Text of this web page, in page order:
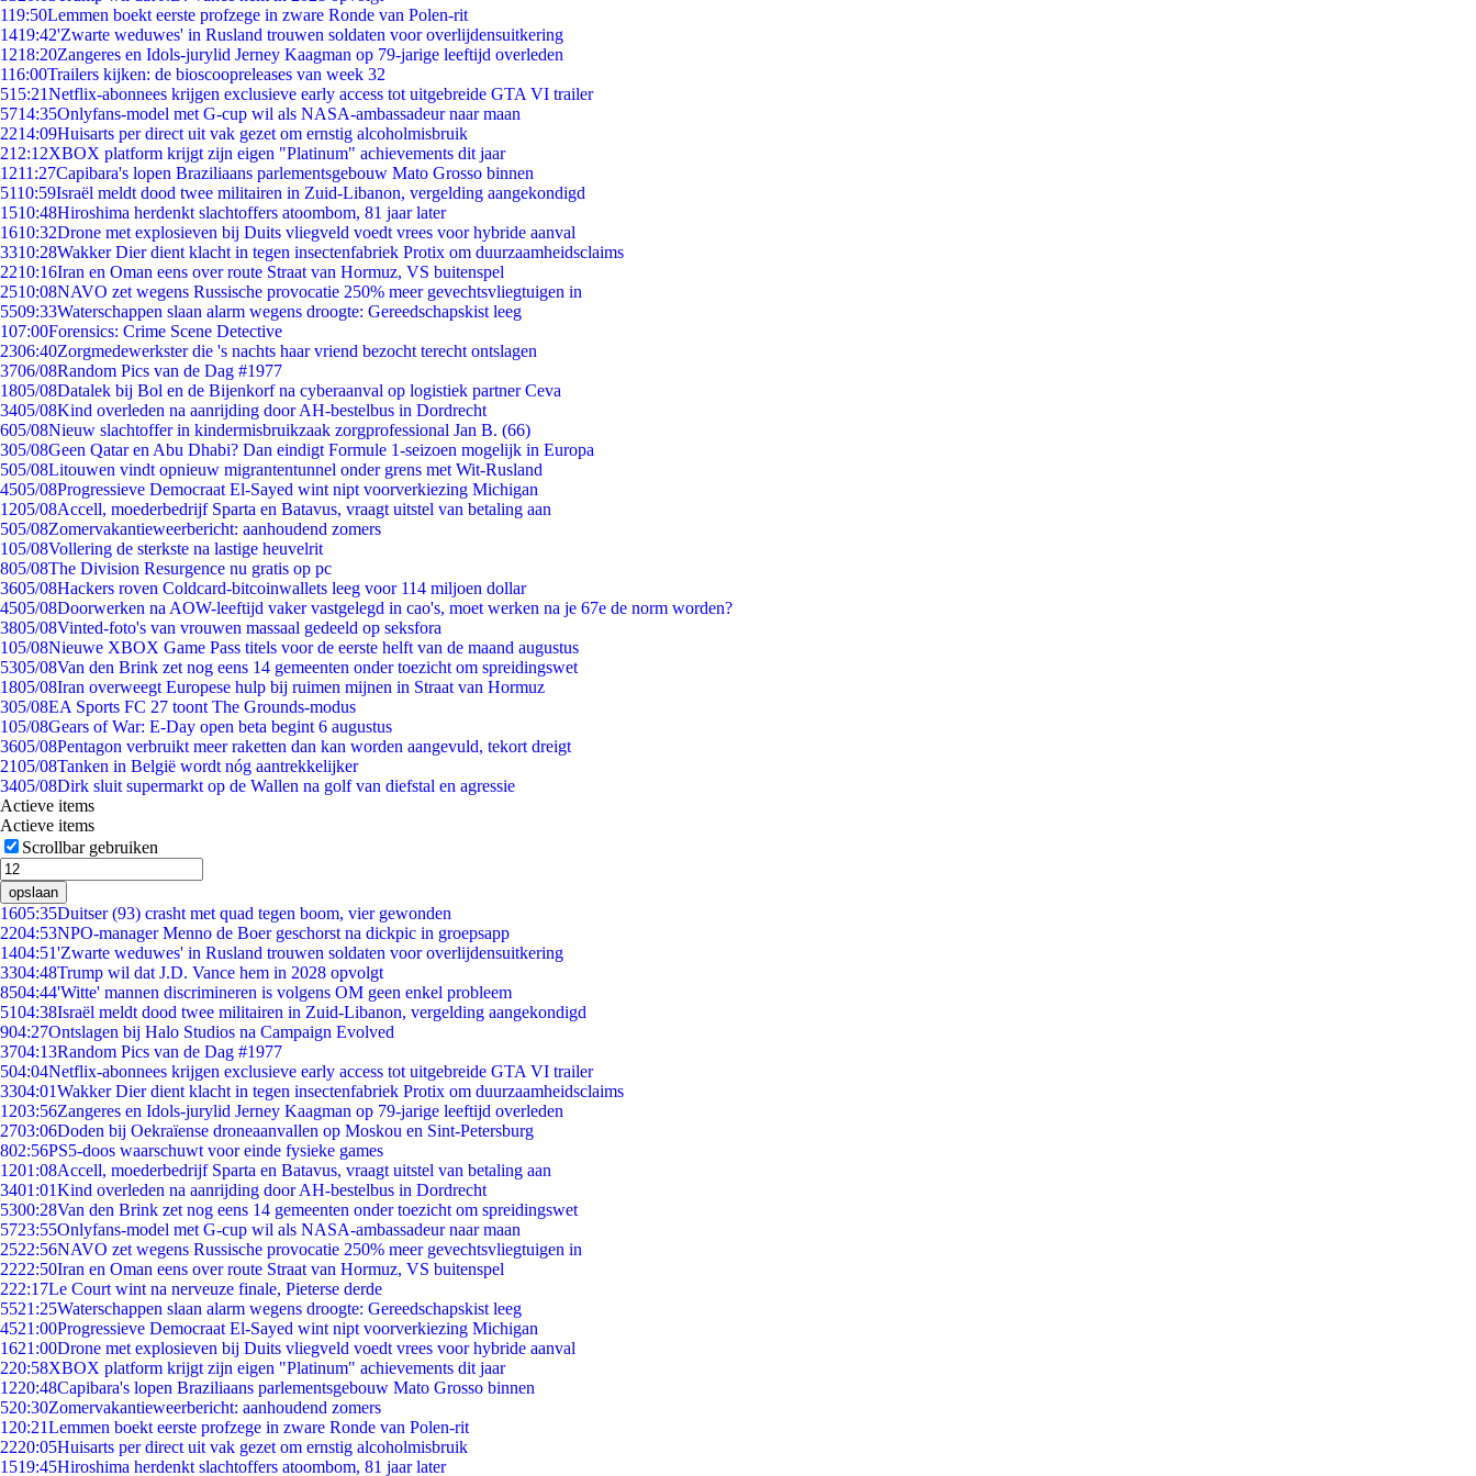
119:50Lemmen boekt eerste profzege in zware Ronde van Polen-rit
1419:42'Zwarte weduwes' in Rusland trouwen soldaten voor overlijdensuitkering
1218:20Zangeres en Idols-jurylid Jerney Kaagman op 79-jarige leeftijd overleden
116:00Trailers kijken: de bioscoopreleases van week 32
515:21Netflix-abonnees krijgen exclusieve early access tot uitgebreide GTA VI trailer
5714:35Onlyfans-model met G-cup wil als NASA-ambassadeur naar maan
2214:09Huisarts per direct uit vak gezet om ernstig alcoholmisbruik
212:12XBOX platform krijgt zijn eigen "Platinum" achievements dit jaar
1211:27Capibara's lopen Braziliaans parlementsgebouw Mato Grosso binnen
5110:59Israël meldt dood twee militairen in Zuid-Libanon, vergelding aangekondigd
1510:48Hiroshima herdenkt slachtoffers atoombom, 81 jaar later
1610:32Drone met explosieven bij Duits vliegveld voedt vrees voor hybride aanval
3310:28Wakker Dier dient klacht in tegen insectenfabriek Protix om duurzaamheidsclaims
2210:16Iran en Oman eens over route Straat van Hormuz, VS buitenspel
2510:08NAVO zet wegens Russische provocatie 250% meer gevechtsvliegtuigen in
5509:33Waterschappen slaan alarm wegens droogte: Gereedschapskist leeg
107:00Forensics: Crime Scene Detective
2306:40Zorgmedewerkster die 's nachts haar vriend bezocht terecht ontslagen
3706/08Random Pics van de Dag #1977
1805/08Datalek bij Bol en de Bijenkorf na cyberaanval op logistiek partner Ceva
3405/08Kind overleden na aanrijding door AH-bestelbus in Dordrecht
605/08Nieuw slachtoffer in kindermisbruikzaak zorgprofessional Jan B. (66)
305/08Geen Qatar en Abu Dhabi? Dan eindigt Formule 1-seizoen mogelijk in Europa
505/08Litouwen vindt opnieuw migrantentunnel onder grens met Wit-Rusland
4505/08Progressieve Democraat El-Sayed wint nipt voorverkiezing Michigan
1205/08Accell, moederbedrijf Sparta en Batavus, vraagt uitstel van betaling aan
505/08Zomervakantieweerbericht: aanhoudend zomers
105/08Vollering de sterkste na lastige heuvelrit
805/08The Division Resurgence nu gratis op pc
3605/08Hackers roven Coldcard-bitcoinwallets leeg voor 114 miljoen dollar
4505/08Doorwerken na AOW-leeftijd vaker vastgelegd in cao's, moet werken na je 67e de norm worden?
3805/08Vinted-foto's van vrouwen massaal gedeeld op seksfora
105/08Nieuwe XBOX Game Pass titels voor de eerste helft van de maand augustus
5305/08Van den Brink zet nog eens 14 gemeenten onder toezicht om spreidingswet
1805/08Iran overweegt Europese hulp bij ruimen mijnen in Straat van Hormuz
305/08EA Sports FC 27 toont The Grounds-modus
105/08Gears of War: E-Day open beta begint 6 augustus
3605/08Pentagon verbruikt meer raketten dan kan worden aangevuld, tekort dreigt
2105/08Tanken in België wordt nóg aantrekkelijker
3405/08Dirk sluit supermarkt op de Wallen na golf van diefstal en agressie
Actieve items
Actieve items
Scrollbar gebruiken
opslaan
1605:35Duitser (93) crasht met quad tegen boom, vier gewonden
2204:53NPO-manager Menno de Boer geschorst na dickpic in groepsapp
1404:51'Zwarte weduwes' in Rusland trouwen soldaten voor overlijdensuitkering
3304:48Trump wil dat J.D. Vance hem in 2028 opvolgt
8504:44'Witte' mannen discrimineren is volgens OM geen enkel probleem
5104:38Israël meldt dood twee militairen in Zuid-Libanon, vergelding aangekondigd
904:27Ontslagen bij Halo Studios na Campaign Evolved
3704:13Random Pics van de Dag #1977
504:04Netflix-abonnees krijgen exclusieve early access tot uitgebreide GTA VI trailer
3304:01Wakker Dier dient klacht in tegen insectenfabriek Protix om duurzaamheidsclaims
1203:56Zangeres en Idols-jurylid Jerney Kaagman op 79-jarige leeftijd overleden
2703:06Doden bij Oekraïense droneaanvallen op Moskou en Sint-Petersburg
802:56PS5-doos waarschuwt voor einde fysieke games
1201:08Accell, moederbedrijf Sparta en Batavus, vraagt uitstel van betaling aan
3401:01Kind overleden na aanrijding door AH-bestelbus in Dordrecht
5300:28Van den Brink zet nog eens 14 gemeenten onder toezicht om spreidingswet
5723:55Onlyfans-model met G-cup wil als NASA-ambassadeur naar maan
2522:56NAVO zet wegens Russische provocatie 250% meer gevechtsvliegtuigen in
2222:50Iran en Oman eens over route Straat van Hormuz, VS buitenspel
222:17Le Court wint na nerveuze finale, Pieterse derde
5521:25Waterschappen slaan alarm wegens droogte: Gereedschapskist leeg
4521:00Progressieve Democraat El-Sayed wint nipt voorverkiezing Michigan
1621:00Drone met explosieven bij Duits vliegveld voedt vrees voor hybride aanval
220:58XBOX platform krijgt zijn eigen "Platinum" achievements dit jaar
1220:48Capibara's lopen Braziliaans parlementsgebouw Mato Grosso binnen
520:30Zomervakantieweerbericht: aanhoudend zomers
1 20:21Lemmen boekt eerste profzege in zware Ronde van Polen-rit
2220:05Huisarts per direct uit vak gezet om ernstig alcoholmisbruik
1519:45Hiroshima herdenkt slachtoffers atoombom, 81 jaar later